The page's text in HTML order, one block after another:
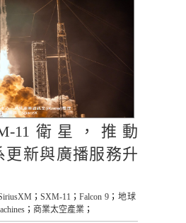
11衛星，推動
更新與廣播服務升
；SXM-11 ；Falcon 9 ； 地球
； 商業太空產業 ；